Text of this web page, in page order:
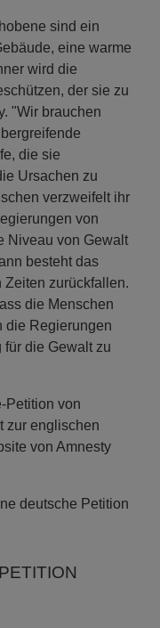
sind ein
eine warme
wird die
der sie zu
"Wir brauchen
die sie
Ursachen zu
verzweifelt ihr
von
Niveau von Gewalt
besteht das
Zeiten zurückfallen.
die Menschen
die Regierungen
die Gewalt zu
Petition von
zur englischen
von Amnesty
deutsche Petition